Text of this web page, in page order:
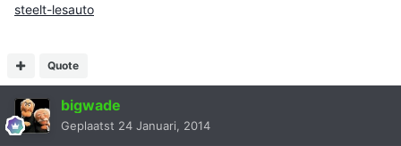
steelt-lesauto
Quote
bigwade
Geplaatst 24 Januari, 2014